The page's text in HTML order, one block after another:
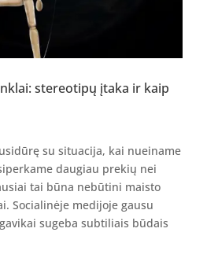
stereotipų įtaka ir kaip
su situacija, kai nueiname
daugiau prekių nei
tai būna nebūtini maisto
Socialinėje medijoje gausu
sugeba subtiliais būdais